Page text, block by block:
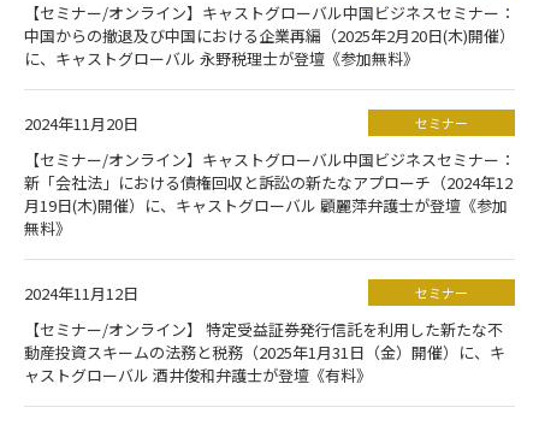
【セミナー/オンライン】キャストグローバル中国ビジネスセミナー：
中国からの撤退及び中国における企業再編（2025年2月20日(木)開催）
に、キャストグローバル 永野税理士が登壇《参加無料》
2024年11月20日 セミナー
【セミナー/オンライン】キャストグローバル中国ビジネスセミナー：
新「会社法」における債権回収と訴訟の新たなアプローチ（2024年12
月19日(木)開催）に、キャストグローバル 顧麗萍弁護士が登壇《参加
無料》
2024年11月12日 セミナー
【セミナー/オンライン】 特定受益証券発行信託を利用した新たな不
動産投資スキームの法務と税務（2025年1月31日（金）開催）に、キ
ャストグローバル 酒井俊和弁護士が登壇《有料》